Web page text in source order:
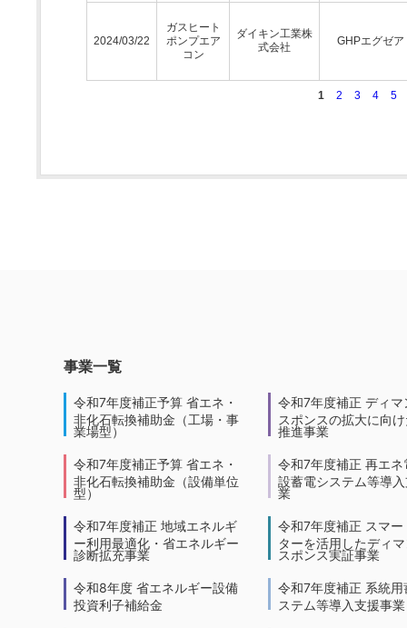
2024/03/22
ガスヒート
ポンプエア
コン
ダイキン工業株
式会社
GHPエグゼ
1 2 3 4 5
事業一覧
令和7年度補正予算 省エネ・
非化石転換補助金（工場・事
業場型）
令和7年度補正予算 省エネ・
非化石転換補助金（設備単位
型）
令和7年度補正 地域エネルギ
ー利用最適化・省エネルギー
診断拡充事業
令和8年度 省エネルギー設備
投資利子補給金
令和7年度補正 ディマ
スポンスの拡大に向
推進事業
令和7年度補正 再エネ
設蓄電システム等導
業
令和7年度補正 スマー
ターを活用したディ
スポンス実証事業
令和7年度補正 系統用
ステム等導入支援事業